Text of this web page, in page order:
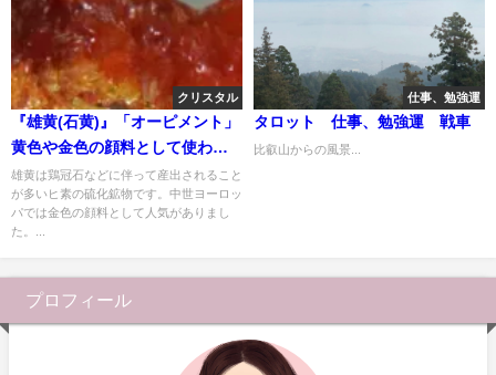
クリスタル
『雄黄(石黄)』「オーピメント」
黄色や金色の顔料として使われ
ていた鉱物
雄黄は鶏冠石などに伴って産出されること
が多いヒ素の硫化鉱物です。中世ヨーロッ
パでは金色の顔料として人気がありまし
た。...
仕事、勉強運
タロット 仕事、勉強運 戦車
比叡山からの風景...
プロフィール